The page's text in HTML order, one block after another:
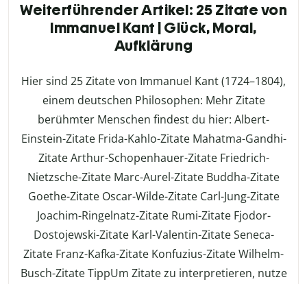
Weiterführender Artikel: 25 Zitate von
Immanuel Kant | Glück, Moral,
Aufklärung
Hier sind 25 Zitate von Immanuel Kant (1724–1804),
einem deutschen Philosophen: Mehr Zitate
berühmter Menschen findest du hier: Albert-
Einstein-Zitate Frida-Kahlo-Zitate Mahatma-Gandhi-
Zitate Arthur-Schopenhauer-Zitate Friedrich-
Nietzsche-Zitate Marc-Aurel-Zitate Buddha-Zitate
Goethe-Zitate Oscar-Wilde-Zitate Carl-Jung-Zitate
Joachim-Ringelnatz-Zitate Rumi-Zitate Fjodor-
Dostojewski-Zitate Karl-Valentin-Zitate Seneca-
Zitate Franz-Kafka-Zitate Konfuzius-Zitate Wilhelm-
Busch-Zitate TippUm Zitate zu interpretieren, nutze